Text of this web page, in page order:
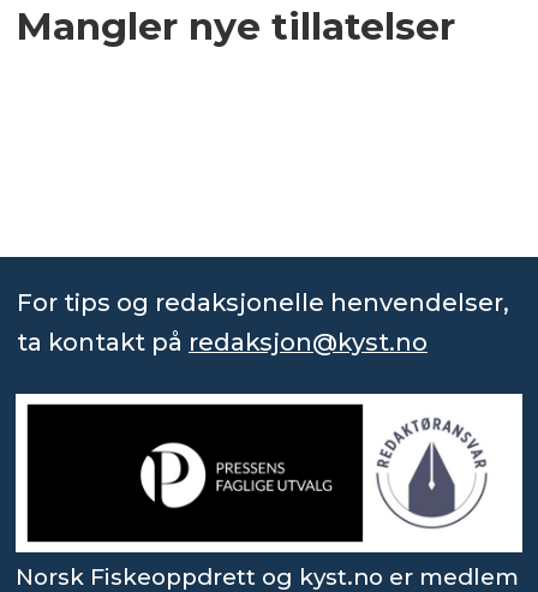
Mangler nye tillatelser
For tips og redaksjonelle henvendelser,
ta kontakt på redaksjon@kyst.no
Norsk Fiskeoppdrett og kyst.no er medlem